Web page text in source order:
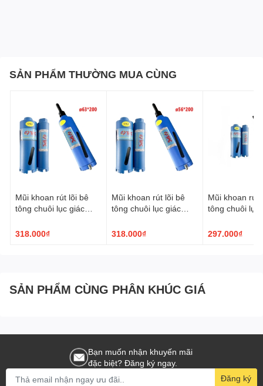
SẢN PHẨM THƯỜNG MUA CÙNG
Mũi khoan rút lõi bê
tông chuôi lục giác
318.000₫
Mũi khoan rút lõi bê
tông chuôi lục giác
318.000₫
Mũi khoan rút
tông chuôi lục
297.000₫
SẢN PHẨM CÙNG PHÂN KHÚC GIÁ
Bạn muốn nhận khuyến mãi
đặc biệt? Đăng ký ngay.
Đăng ký